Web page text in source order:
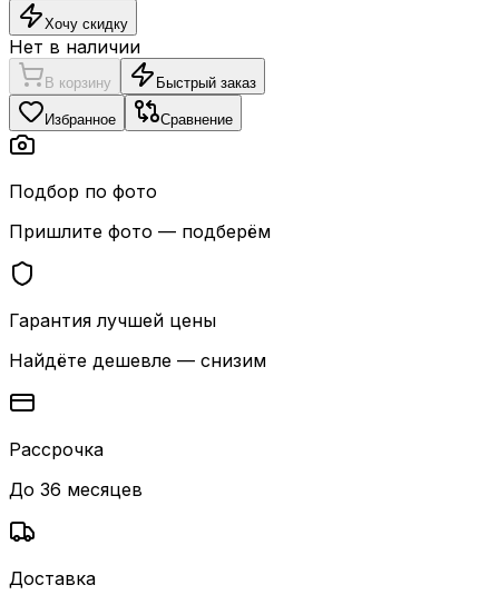
Хочу скидку
Нет в наличии
В корзину Быстрый заказ
Избранное Сравнение
Подбор по фото
Пришлите фото — подберём
Гарантия лучшей цены
Найдёте дешевле — снизим
Рассрочка
До 36 месяцев
Доставка